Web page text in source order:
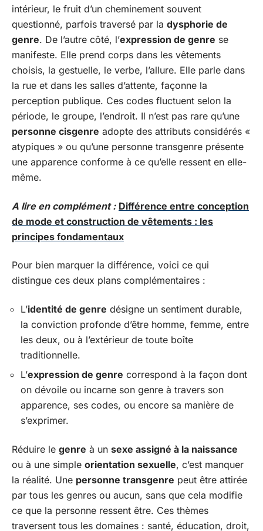
intérieur, le fruit d’un cheminement souvent
questionné, parfois traversé par la dysphorie de
genre. De l’autre côté, l’expression de genre se
manifeste. Elle prend corps dans les vêtements
choisis, la gestuelle, le verbe, l’allure. Elle parle dans
la rue et dans les salles d’attente, façonne la
perception publique. Ces codes fluctuent selon la
période, le groupe, l’endroit. Il n’est pas rare qu’une
personne cisgenre adopte des attributs considérés «
atypiques » ou qu’une personne transgenre présente
une apparence conforme à ce qu’elle ressent en elle-
même.
A lire en complément : Différence entre conception
de mode et construction de vêtements : les
principes fondamentaux
Pour bien marquer la différence, voici ce qui
distingue ces deux plans complémentaires :
L’identité de genre désigne un sentiment durable,
la conviction profonde d’être homme, femme, entre
les deux, ou à l’extérieur de toute boîte
traditionnelle.
L’expression de genre correspond à la façon dont
on dévoile ou incarne son genre à travers son
apparence, ses codes, ou encore sa manière de
s’exprimer.
Réduire le genre à un sexe assigné à la naissance
ou à une simple orientation sexuelle, c’est manquer
la réalité. Une personne transgenre peut être attirée
par tous les genres ou aucun, sans que cela modifie
ce que la personne ressent être. Ces thèmes
traversent tous les domaines : santé, éducation, droit,